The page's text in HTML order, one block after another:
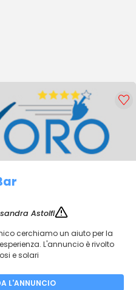
Astolfi
cerchiamo un aiuto per la
L'annuncio è rivolto
e solari
L'ANNUNCIO